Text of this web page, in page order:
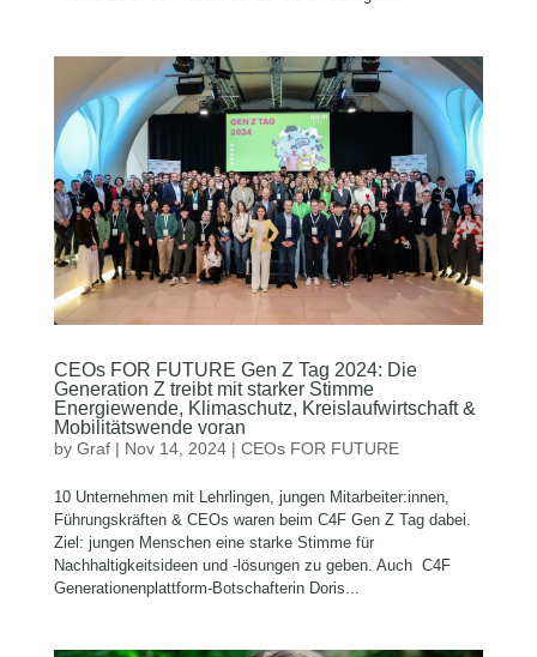
CEOs FOR FUTURE Gen Z Tag 2024: Die
Generation Z treibt mit starker Stimme
Energiewende, Klimaschutz, Kreislaufwirtschaft &
Mobilitätswende voran
by Graf| Nov 14, 2024| CEOs FOR FUTURE
10 Unternehmen mit Lehrlingen, jungen Mitarbeiter:innen,
Führungskräften & CEOs waren beim C4F Gen Z Tag dabei.
Ziel: jungen Menschen eine starke Stimme für
Nachhaltigkeitsideen und -lösungen zu geben. Auch C4F
Generationenplattform-Botschafterin Doris...